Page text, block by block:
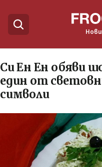
Си Ен Ен обяви
един от
символи